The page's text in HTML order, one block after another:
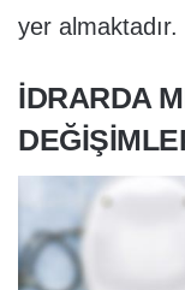
yer almaktadır.
İDRARDA